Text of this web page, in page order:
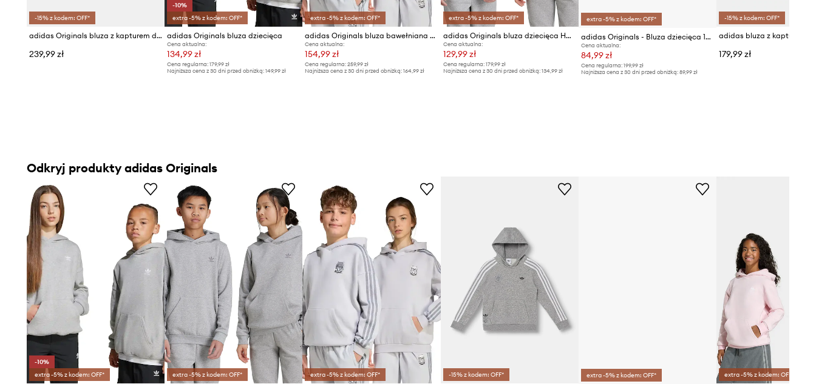
-15% z kodem: OFF*
adidas Originals bluza z kapturem dziecięca z bawełną
239,99 zł
-10%
extra -5% z kodem: OFF*
adidas Originals bluza dziecięca
Cena aktualna:
134,99 zł
Cena regularna:179,99 zł
Najniższa cena z 30 dni przed obniżką:149,99 zł
extra -5% z kodem: OFF*
adidas Originals bluza bawełniana dziecięca
Cena aktualna:
154,99 zł
Cena regularna: 259,99 zł
Najniższa cena z 30 dni przed obniżką: 164,99 zł
extra -5% z kodem: OFF*
adidas Originals bluza dziecięca HOODIE
Cena aktualna:
129,99 zł
Cena regularna: 179,99 zł
Najniższa cena z 30 dni przed obniżką: 134,99 zł
extra -5% z kodem: OFF*
adidas Originals - Bluza dziecięca 128-164 cm GD2709
Cena aktualna:
84,99 zł
Cena regularna:199,99 zł
Najniższa cena z 30 dni przed obniżką:89,99 zł
-15% z kodem: OFF*
179,99 zł
Odkryj produkty adidas Originals
-10%
extra -5% z kodem: OFF*
extra -5% z kodem: OFF* extra -5% z kodem: OFF* -15% z kodem: OFF* extra -5% z kodem: OFF* extra -5% z kodem: OFF*